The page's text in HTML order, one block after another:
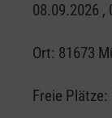
08.09.2026 ,
Ort: 81673
Freie Plätze: